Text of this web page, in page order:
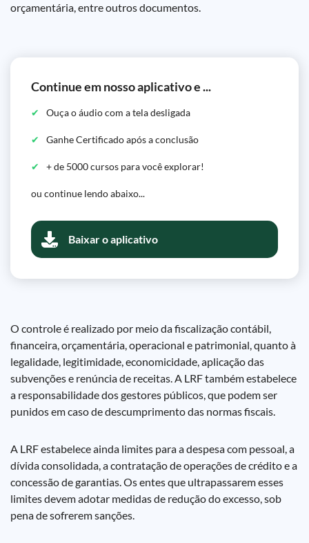
orçamentária, entre outros documentos.
Continue em nosso aplicativo e ...
Ouça o áudio com a tela desligada
Ganhe Certificado após a conclusão
+ de 5000 cursos para você explorar!
ou continue lendo abaixo...
Baixar o aplicativo
O controle é realizado por meio da fiscalização contábil,
financeira, orçamentária, operacional e patrimonial, quanto à
legalidade, legitimidade, economicidade, aplicação das
subvenções e renúncia de receitas. A LRF também estabelece
a responsabilidade dos gestores públicos, que podem ser
punidos em caso de descumprimento das normas fiscais.
A LRF estabelece ainda limites para a despesa com pessoal, a
dívida consolidada, a contratação de operações de crédito e a
concessão de garantias. Os entes que ultrapassarem esses
limites devem adotar medidas de redução do excesso, sob
pena de sofrerem sanções.